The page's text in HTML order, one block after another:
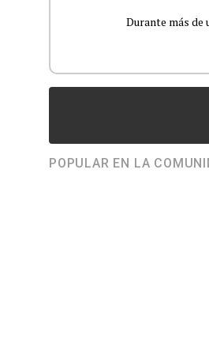
Durante más de
POPULAR EN LA